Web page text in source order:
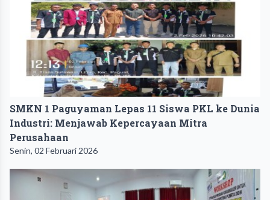
SMKN 1 Paguyaman Lepas 11 Siswa PKL ke Dunia
Industri: Menjawab Kepercayaan Mitra
Perusahaan
Senin, 02 Februari 2026